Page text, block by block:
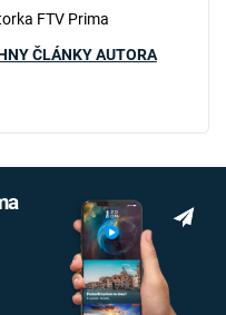
FTV Prima
ČLÁNKY AUTORA